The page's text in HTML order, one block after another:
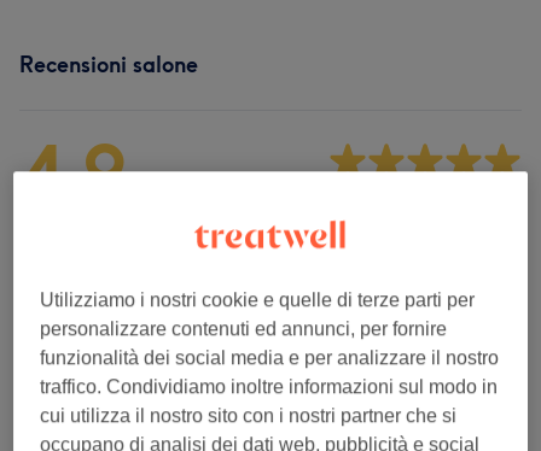
Recensioni salone
4,9
Pulizia
Staff
Utilizziamo i nostri cookie e quelle di terze parti per
personalizzare contenuti ed annunci, per fornire
funzionalità dei social media e per analizzare il nostro
traffico. Condividiamo inoltre informazioni sul modo in
cui utilizza il nostro sito con i nostri partner che si
occupano di analisi dei dati web, pubblicità e social